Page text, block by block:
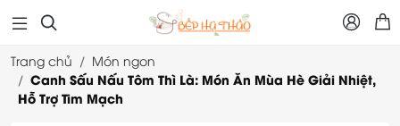
  
Trang chủ Món ngon
Canh Sấu Nấu Tôm Thì Là: Món Ăn Mùa Hè Giải Nhiệt,
Hỗ Trợ Tim Mạch